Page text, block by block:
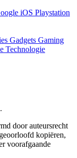
iOS Playstation
Gadgets Gaming
Technologie
door auteursrecht
kopiëren,
voorafgaande